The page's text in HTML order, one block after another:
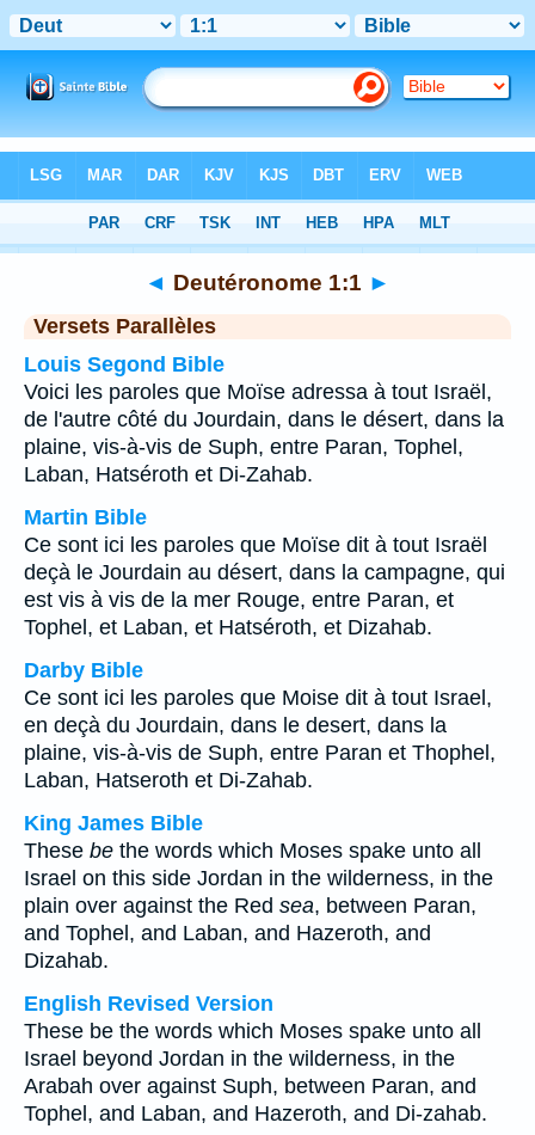
>Chapitre 1 > Verset 1
◄ Deutéronome 1:1 ►
Versets Parallèles
Louis Segond Bible
Voici les paroles que Moïse adressa à tout Israël,
de l'autre côté du Jourdain, dans le désert, dans la
plaine, vis-à-vis de Suph, entre Paran, Tophel,
Laban, Hatséroth et Di-Zahab.
Martin Bible
Ce sont ici les paroles que Moïse dit à tout Israël
deçà le Jourdain au désert, dans la campagne, qui
est vis à vis de la mer Rouge, entre Paran, et
Tophel, et Laban, et Hatséroth, et Dizahab.
Darby Bible
Ce sont ici les paroles que Moise dit à tout Israel,
en deçà du Jourdain, dans le desert, dans la
plaine, vis-à-vis de Suph, entre Paran et Thophel,
Laban, Hatseroth et Di-Zahab.
King James Bible
These be the words which Moses spake unto all
Israel on this side Jordan in the wilderness, in the
plain over against the Red sea, between Paran,
and Tophel, and Laban, and Hazeroth, and
Dizahab.
English Revised Version
These be the words which Moses spake unto all
Israel beyond Jordan in the wilderness, in the
Arabah over against Suph, between Paran, and
Tophel, and Laban, and Hazeroth, and Di-zahab.